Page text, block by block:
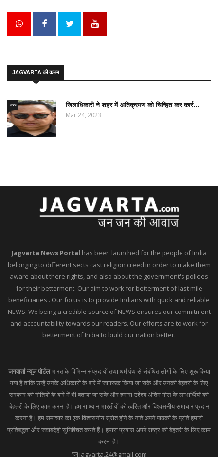
JAGVARTA की कलम
राज्य जिलाधिकारी ने शहर में अतिक्रमण को चिन्हित कर कार्र...
Mar 24, 2023
Jagvarta News Portal has been launched for the people of India
belonging to different sects cast religion creed in order to make them
aware about there rights, and also about the government's policies
for their betterment. Our aim to work for betterment of last mile
beneficiaries . Our focus is to provide Indians with quick and reliable
NEWS. We being a credible source of NEWS ensures our commitment
and accountability towards our readers. Our efforts are to work for
betterment of India to build our nation better.
जगवार्ता न्यूज पोर्टलभारत के विभिन्न संप्रदायों तथा धर्म पंथ से संबंधित लोगों के लिए शुरू किया
गया है ताकि उन्हें उनके अधिकारों के बारे में जागरूक किया जा सके और उनकी बेहतरी के लिए
सरकार की नीतियों के बारे में भी बताया जा सके और हमारा उद्देश्य अंतिम मील के लाभार्थियों की
बेहतरी के लिए काम करना है। हमारा ध्यान भारतीयों को त्वरित और विश्वसनीय समाचार प्रदान
करना है। हम समाचार का एक विश्वसनीय स्रोत होने के नाते अपने पाठकों के प्रति हमारी
प्रतिबद्धता और जवाबदेही सुनिश्चित करते हैं। हमारा प्रयास अपने राष्ट्र की बेहतरी के लिए काम
करना है।
jagvarta.24@gmail.com